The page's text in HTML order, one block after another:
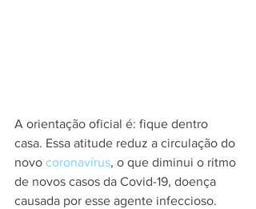
A orientação oficial é: fique dentro
casa. Essa atitude reduz a circulação do
novo coronavírus, o que diminui o ritmo
de novos casos da Covid-19, doença
causada por esse agente infeccioso.